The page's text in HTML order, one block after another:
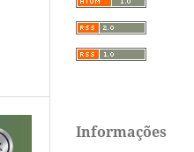
Informações